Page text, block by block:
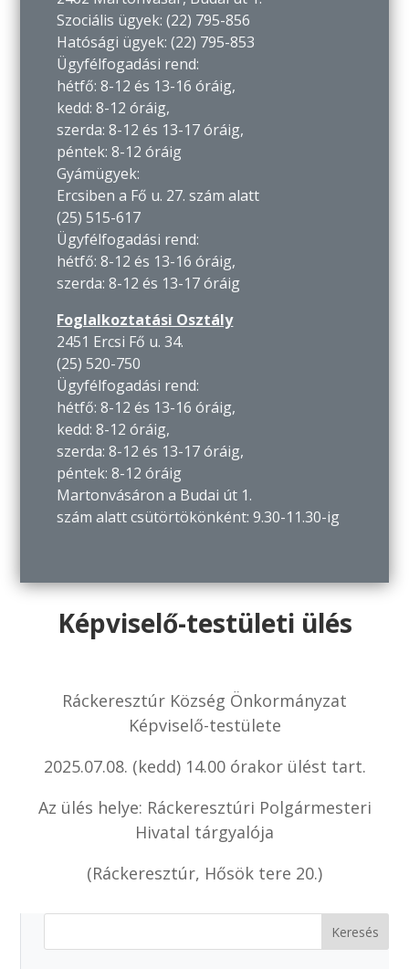
Szociális ügyek: (22) 795-856
Hatósági ügyek: (22) 795-853
Ügyfélfogadási rend:
hétfő: 8-12 és 13-16 óráig,
kedd: 8-12 óráig,
szerda: 8-12 és 13-17 óráig,
péntek: 8-12 óráig
Gyámügyek:
Ercsiben a Fő u. 27. szám alatt
(25) 515-617
Ügyfélfogadási rend:
hétfő: 8-12 és 13-16 óráig,
szerda: 8-12 és 13-17 óráig
Foglalkoztatási Osztály
2451 Ercsi Fő u. 34.
(25) 520-750
Ügyfélfogadási rend:
hétfő: 8-12 és 13-16 óráig,
kedd: 8-12 óráig,
szerda: 8-12 és 13-17 óráig,
péntek: 8-12 óráig
Martonvásáron a Budai út 1.
szám alatt csütörtökönként: 9.30-11.30-ig
Képviselő-testületi ülés
Ráckeresztúr Község Önkormányzat
Képviselő-testülete
2025.07.08. (kedd) 14.00 órakor ülést tart.
Az ülés helye: Ráckeresztúri Polgármesteri
Hivatal tárgyalója
(Ráckeresztúr, Hősök tere 20.)